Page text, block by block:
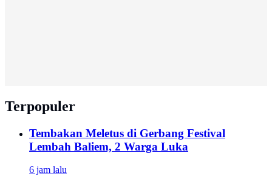
Terpopuler
Tembakan Meletus di Gerbang Festival
Lembah Baliem, 2 Warga Luka
6 jam lalu